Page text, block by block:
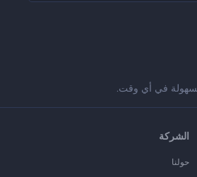
في أي وقت.
الشركة
حولنا